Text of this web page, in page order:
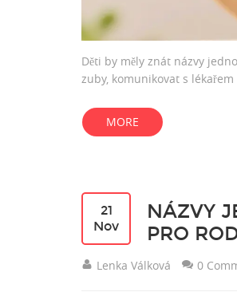
Děti by měly znát názvy
zuby, komunikovat s
MORE
21
Nov
NÁZVY
PRO
Lenka Válková 0